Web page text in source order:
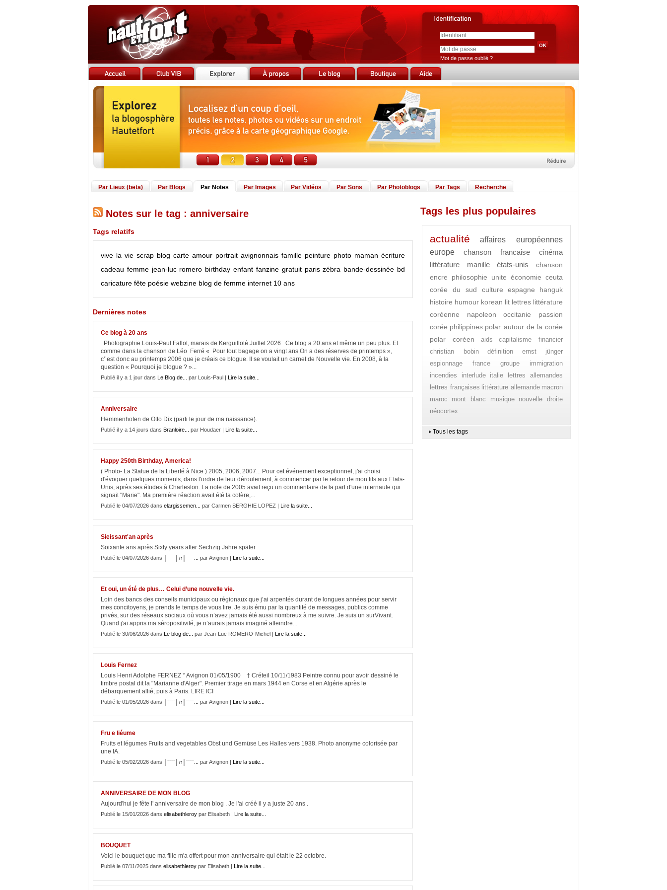
Mot de passe oublié ?
Par Lieux (beta) Par Blogs Par Notes Par Images Par Vidéos Par Sons Par Photoblogs Par Tags Recherche
Notes sur le tag : anniversaire
Tags relatifs
vive la vie scrap blog carte amour portrait avignonnais famille peinture photo maman écriture
cadeau femme jean-luc romero birthday enfant fanzine gratuit paris zébra bande-dessinée bd
caricature fête poésie webzine blog de femme internet 10 ans
Dernières notes
Ce blog à 20 ans
Photographie Louis-Paul Fallot, marais de Kerguilloté Juillet 2026 Ce blog a 20 ans et même un peu plus. Et
comme dans la chanson de Léo Ferré « Pour tout bagage on a vingt ans On a des réserves de printemps »,
c’’est donc au printemps 2006 que je créais ce blogue. Il se voulait un carnet de Nouvelle vie. En 2008, à la
question « Pourquoi je blogue ? »...
Publié il y a 1 jour dans Le Blog de... par Louis-Paul | Lire la suite...
Anniversaire
Hemmenhofen de Otto Dix (parti le jour de ma naissance).
Publié il y a 14 jours dans Branloire... par Houdaer | Lire la suite...
Happy 250th Birthday, America!
( Photo- La Statue de la Liberté à Nice ) 2005, 2006, 2007... Pour cet événement exceptionnel, j'ai choisi
d'évoquer quelques moments, dans l'ordre de leur déroulement, à commencer par le retour de mon fils aux Etats-
Unis, après ses études à Charleston. La note de 2005 avait reçu un commentaire de la part d'une internaute qui
signait "Marie". Ma première réaction avait été la colère,...
Publié le 04/07/2026 dans elargissemen... par Carmen SERGHIE LOPEZ | Lire la suite...
Sieissant'an après
Soixante ans après Sixty years after Sechzig Jahre später
Publié le 04/07/2026 dans │ˉˉˉˉ│∩│ˉˉˉˉ... par Avignon | Lire la suite...
Et oui, un été de plus… Celui d’une nouvelle vie.
Loin des bancs des conseils municipaux ou régionaux que j’ai arpentés durant de longues années pour servir
mes concitoyens, je prends le temps de vous lire. Je suis ému par la quantité de messages, publics comme
privés, sur des réseaux sociaux où vous n’avez jamais été aussi nombreux à me suivre. Je suis un surVivant.
Quand j'ai appris ma séropositivité, je n’aurais jamais imaginé atteindre...
Publié le 30/06/2026 dans Le blog de... par Jean-Luc ROMERO-Michel | Lire la suite...
Louis Fernez
Louis Henri Adolphe FERNEZ ° Avignon 01/05/1900 † Créteil 10/11/1983 Peintre connu pour avoir dessiné le
timbre postal dit la "Marianne d'Alger". Premier tirage en mars 1944 en Corse et en Algérie après le
débarquement allié, puis à Paris. LIRE ICI
Publié le 01/05/2026 dans │ˉˉˉˉ│∩│ˉˉˉˉ... par Avignon | Lire la suite...
Fru e liéume
Fruits et légumes Fruits and vegetables Obst und Gemüse Les Halles vers 1938. Photo anonyme colorisée par
une IA.
Publié le 05/02/2026 dans │ˉˉˉˉ│∩│ˉˉˉˉ... par Avignon | Lire la suite...
ANNIVERSAIRE DE MON BLOG
Aujourd'hui je fête l' anniversaire de mon blog . Je l'ai créé il y a juste 20 ans .
Publié le 15/01/2026 dans elisabethleroy par Elisabeth | Lire la suite...
BOUQUET
Voici le bouquet que ma fille m'a offert pour mon anniversaire qui était le 22 octobre.
Publié le 07/11/2025 dans elisabethleroy par Elisabeth | Lire la suite...
Tags les plus populaires
actualité
affaires européennes
europe
chanson francaise
cinéma
littérature
manille états-unis
chanson
encre
philosophie unite économie ceuta
corée du sud
culture espagne
hanguk
histoire humour korean lit lettres littérature
coréenne
napoleon occitanie
passion
corée philippines polar autour de la corée
polar coréen
aids
capitalisme financier
christian bobin
définition
ernst jünger
espionnage
france groupe
immigration
incendies
interlude italie
lettres allemandes
lettres françaises littérature allemande macron
maroc
mont blanc musique
nouvelle droite
néocortex
Tous les tags